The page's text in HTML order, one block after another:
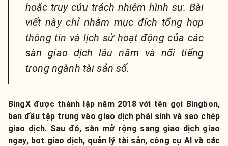
hoặc truy cứu trách nhiệm hình sự. Bài
viết này chỉ nhằm mục đích tổng hợp
thông tin và lịch sử hoạt động của các
sàn giao dịch lâu năm và nổi tiếng
trong ngành tài sản số.
BingX được thành lập năm 2018 với tên gọi Bingbon,
ban đầu tập trung vào giao dịch phái sinh và sao chép
giao dịch. Sau đó, sàn mở rộng sang giao dịch giao
ngay, bot giao dịch, quản lý tài sản, công cụ AI và các